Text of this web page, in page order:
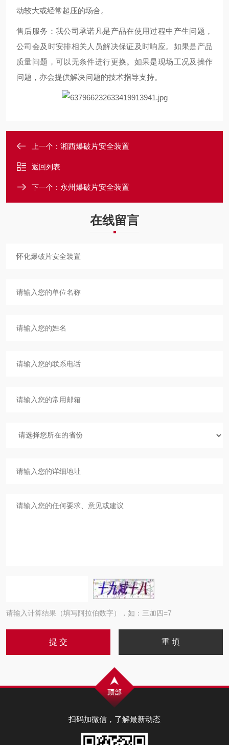
动较大或经常超压的场合。
售后服务：我公司承诺凡是产品在使用过程中产生问题，
公司会及时安排相关人员解决保证及时响应。如果是产品
质量问题，可以无条件进行更换。如果是现场工况及操作
问题，亦会提供解决问题的技术指导支持。
上一个： 湘西爆破片安全装置
返回列表
下一个： 永州爆破片安全装置
在线留言
请输入计算结果（填写阿拉伯数字），如：三加四=7
扫码加微信，了解最新动态